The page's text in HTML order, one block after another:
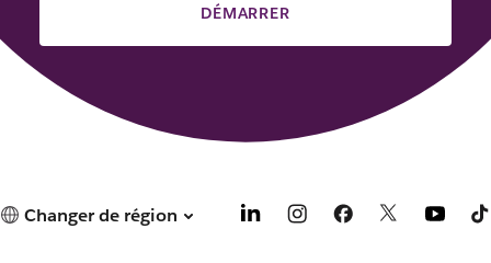
DÉMARRER
Changer de région